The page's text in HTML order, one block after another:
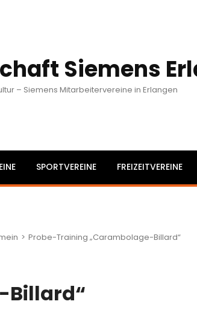
Siemens
– Siemens Mitarbeitervereine in Erlangen
SPORTVEREINE FREIZEITVEREINE
> Probe-Training „Carambolage-Billard“
Billard“